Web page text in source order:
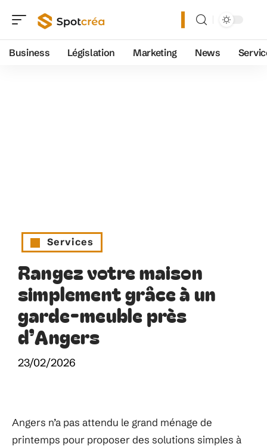
Business Législation Marketing News
Services
Rangez votre maison
simplement grâce à un
garde-meuble près
d’Angers
23/02/2026
Angers n’a pas attendu le grand ménage de
printemps pour proposer des solutions simples à